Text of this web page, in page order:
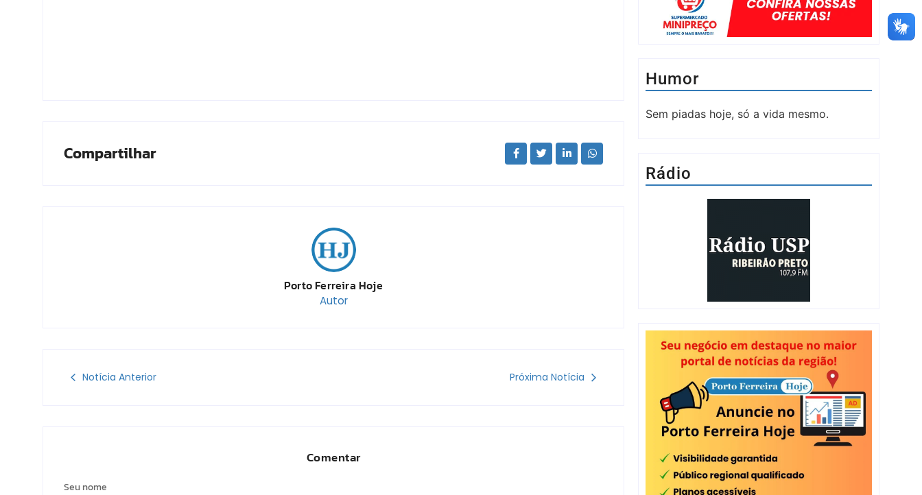
Compartilhar
Porto Ferreira Hoje
Autor
Notícia Anterior Próxima Notícia
Comentar
Seu nome
Humor
Sem piadas hoje, só a vida mesmo.
Rádio